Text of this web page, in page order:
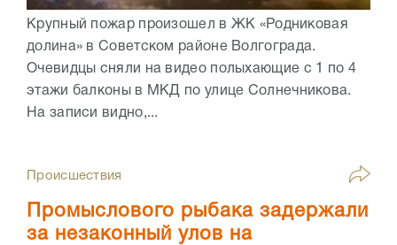
Крупный пожар произошел в ЖК «Родниковая
долина» в Советском районе Волгограда.
Очевидцы сняли на видео полыхающие с 1 по 4
этажи балконы в МКД по улице Солнечникова.
На записи видно,...
Происшествия
Промыслового рыбака задержали
за незаконный улов на